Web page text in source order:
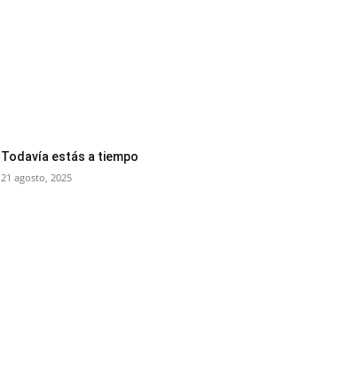
Todavía estás a tiempo
21 agosto, 2025